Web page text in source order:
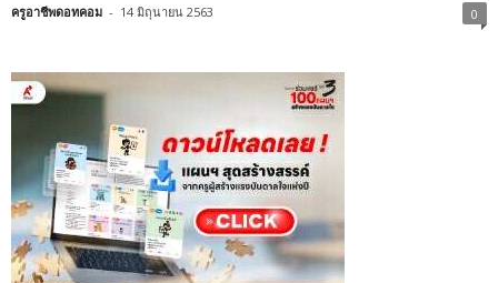
ครูอาชีพดอทคอม - 14 มิถุนายน 2563 0